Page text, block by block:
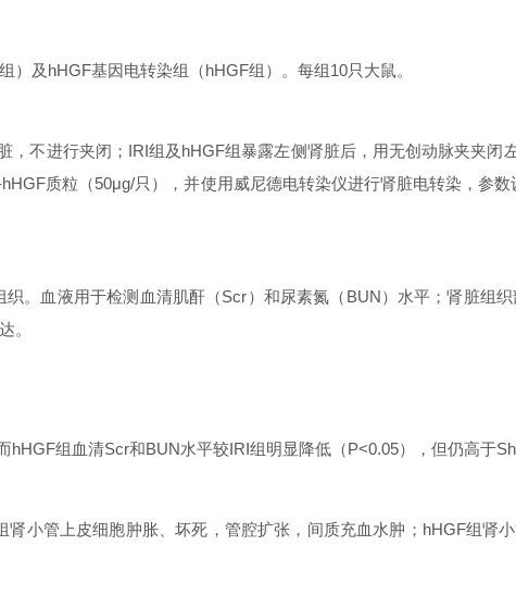
及hHGF基因电转染组（hHGF组）。每组10只大鼠。
不进行夹闭；IRI组及hHGF组暴露左侧肾脏后，用无创动脉夹夹闭
质粒（50μg/只），并使用威尼德电转染仪进行肾脏电转染，参
。血液用于检测血清肌酐（Scr）和尿素氮（BUN）水平；肾脏组
。
组血清Scr和BUN水平较IRI组明显降低（P<0.05），但仍高于
小管上皮细胞肿胀、坏死，管腔扩张，间质充血水肿；hHGF组肾